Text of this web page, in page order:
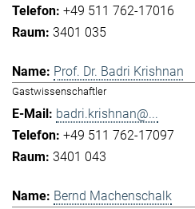
+49 511 762-17016
3401 035
Prof. Dr. Badri Krishnan
Gastwissenschaftler
badri.krishnan@...
+49 511 762-17097
3401 043
Bernd Machenschalk